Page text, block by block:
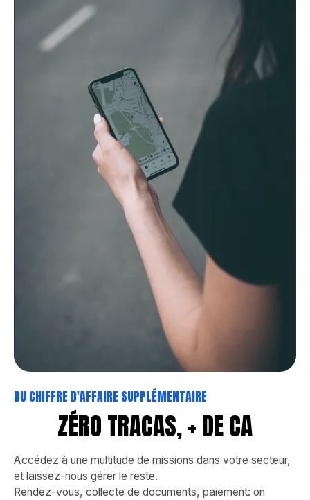
DU CHIFFRE D'AFFAIRE SUPPLÉMENTAIRE
ZÉRO TRACAS, + DE CA
Accédez à une multitude de missions dans votre secteur,
et laissez-nous gérer le reste.
Rendez-vous, collecte de documents, paiement: on